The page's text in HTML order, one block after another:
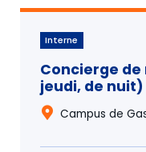
Interne
Concierge
jeudi, de nuit)
Campus de